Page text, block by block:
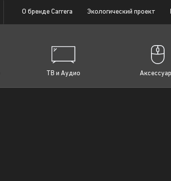
О бренде Carrera Экологический проект
ТВ и Аудио